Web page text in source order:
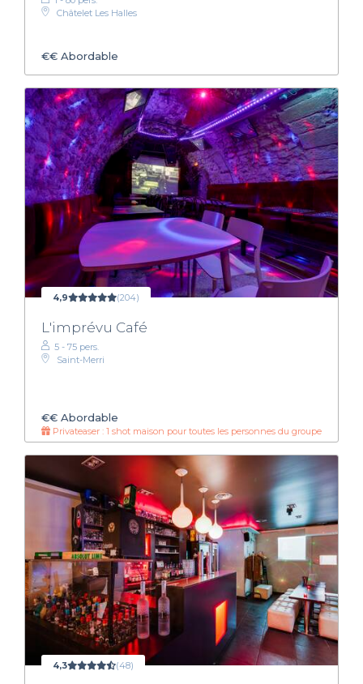
Châtelet Les Halles
€€ Abordable
4,9 (204)
L'imprévu Café
5 - 75 pers.
Saint-Merri
€€ Abordable
Privateaser : 1 shot maison pour toutes les personnes du groupe
4,3 (48)